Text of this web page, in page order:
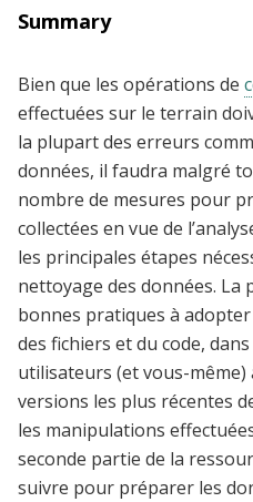
Summary
Bien que les opérations de
effectuées sur le terrain
la plupart des erreurs
données, il faudra malgré
nombre de mesures pour
collectées en vue de
les principales étapes
nettoyage des données. La
bonnes pratiques à
des fichiers et du code,
utilisateurs (et vous-
versions les plus récentes
les manipulations
seconde partie de la
suivre pour préparer les